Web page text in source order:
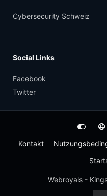
Cybersecurity Schweiz
Social Links
Facebook
Twitter
Kontakt
Webroyals -